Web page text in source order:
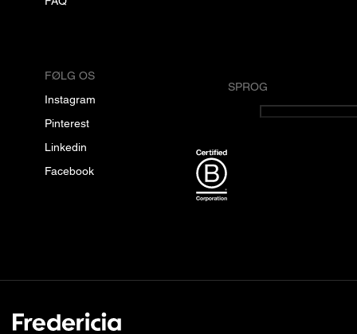
FØLG OS
Instagram
Pinterest
Linkedin
Facebook
SPROG
Dansk